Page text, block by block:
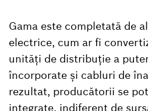
Gama este completată de
electrice, cum ar fi
unități de distribuție a
încorporate și cabluri de
rezultat, producătorii se
integrate, indiferent de